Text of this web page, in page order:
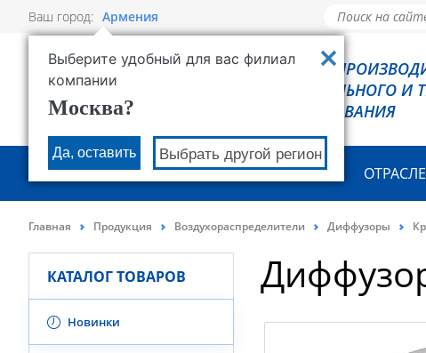
Ваш город: Армения
Выберите удобный для вас филиал
компании
Москва?
Да, оставить Выбрать другой регион
РОВЕН -
ХОЛОДИЛЬНОГО И
ОБОРУДОВАНИЯ
О КОМПАНИИ ПРОДУКЦИЯ
Главная Продукция Воздухораспределители Диффузоры
КАТАЛОГ ТОВАРОВ
Новинки